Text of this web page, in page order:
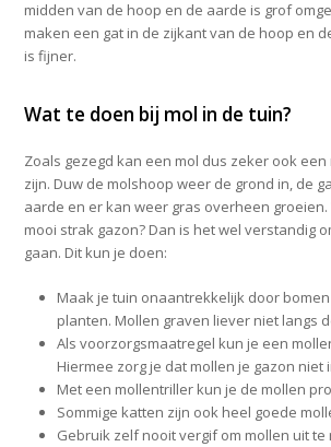
midden van de hoop en de aarde is grof
maken een gat in de zijkant van de hoop en
is fijner.
Wat te doen bij mol in de tuin?
Zoals gezegd kan een mol dus zeker ook
zijn. Duw de molshoop weer de grond in, de
aarde en er kan weer gras overheen groeien.
mooi strak gazon? Dan is het wel verstandig
gaan. Dit kun je doen:
Maak je tuin onaantrekkelijk door
planten. Mollen graven liever niet langs
Als voorzorgsmaatregel kun je een
Hiermee zorg je dat mollen je gazon niet
Met een mollentriller kun je de mollen
Sommige katten zijn ook heel goede
Gebruik zelf nooit vergif om mollen uit te